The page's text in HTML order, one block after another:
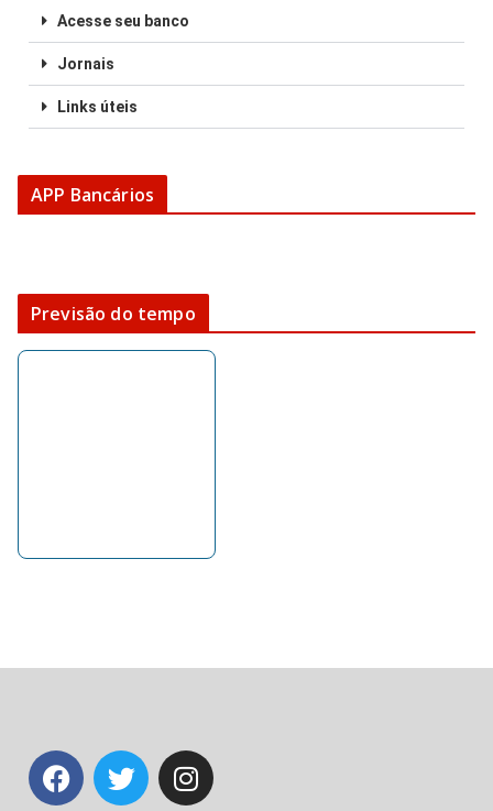
Acesse seu banco
Jornais
Links úteis
APP Bancários
Previsão do tempo